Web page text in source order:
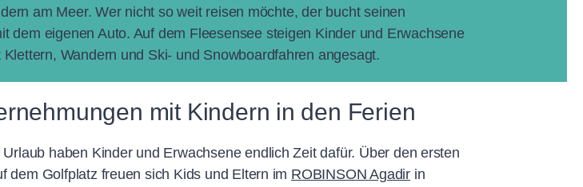
am Meer. Wer nicht so weit reisen möchte, der bucht seinen
dem eigenen Auto. Auf dem Fleesensee steigen Kinder und Erwachsene
Wandern und Ski- und Snowboardfahren angesagt.
mit Kindern in den Ferien
haben Kinder und Erwachsene endlich Zeit dafür. Über den ersten
dem Golfplatz freuen sich Kids und Eltern im ROBINSON Agadirin